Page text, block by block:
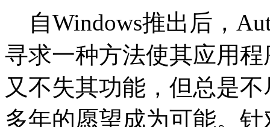
自Windows推出后，
寻求一种方法使其应用
又不失其功能，但总是
多年的愿望成为可能。